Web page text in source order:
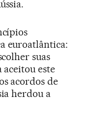
euroatlântica:
suas
aceitou este
acordos de
herdou a